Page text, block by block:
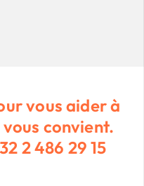
vous aider à
convient.
2 486 29 15